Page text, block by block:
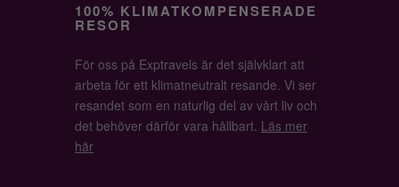
100% KLIMATKOMPENSERADE
RESOR
För oss på Exptravels är det självklart att
arbeta för ett klimatneutralt resande. Vi ser
resandet som en naturlig del av vårt liv och
det behöver därför vara hållbart. Läs mer
här